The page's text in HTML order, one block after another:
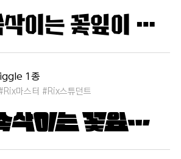
바람과 속삭이는 꽃잎이 춤추듯 하늘을 날아 새처럼 꿈은 자유롭고 별빛처럼 빛나 새벽의 고요함 속에서 겨울 눈처럼 순수한 열정은 봄을 부른다
1종
마스터 #Rix스튜던트
바람과 속삭이는 꽃잎이 춤추듯 하늘을 날아 새처럼 꿈은 자유롭고 별빛처럼 빛나 새벽의 고요함 속에서 겨울 눈처럼 순수한 열정은 봄을 부른다